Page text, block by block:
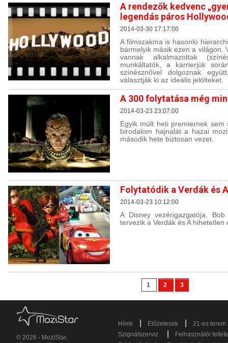
A rendezők kedvenc
legendás páros
2014-03-30 17:17:00
A filmszakma is hasonló
bármelyik másik ezen a világon.
vannak alkalmazottak
munkáltatók, a karrierjük
színésznővel dolgoznak
választják ki az ideális jelölteket.
A 300 folytatása még
2014-03-23 23:07:00
Egyik múlt heti premiernek
birodalom hajnalát a hazai
második hete biztosan vezet.
Folytatódik a Verdák és
2014-03-23 10:12:00
A Disney vezérigazgatója,
tervezik a Verdák és A hihetetlen
1 2 3
© 2026 - MoziStar.
Hírek Előzetesek
21-es terem
Szignálszerviz
Felhasználói